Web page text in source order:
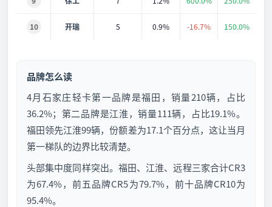
10 开瑞 5 0.9% -16.7% 150.0%
品牌怎么读
4月石家庄轻卡第一品牌是福田，销量210辆，占比
36.2%；第二品牌是江淮，销量111辆，占比19.1%。
福田领先江淮99辆，份额差为17.1个百分点，这让当月
第一梯队的边界比较清楚。
头部集中度同样突出。福田、江淮、远程三家合计CR3
为67.4%，前五品牌CR5为79.7%，前十品牌CR10为
95.4%。